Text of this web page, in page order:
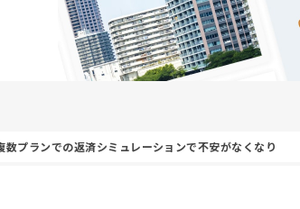
数プランでの返済シミュレーションで不安がなくなり